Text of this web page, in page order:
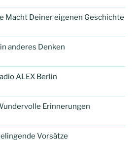
Macht Deiner eigenen Geschichte
anderes Denken
ALEX Berlin
Erinnerungen
Vorsätze